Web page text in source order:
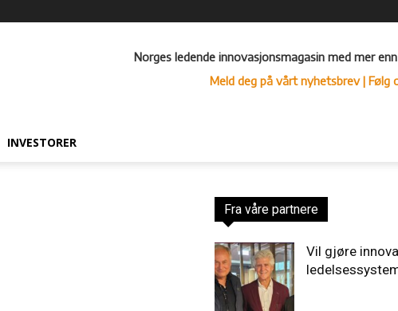
Norges ledende innovasjonsmagasin med mer
Meld deg på vårt nyhetsbrev| Følg
INVESTORER
Fra våre partnere
Vil gjøre